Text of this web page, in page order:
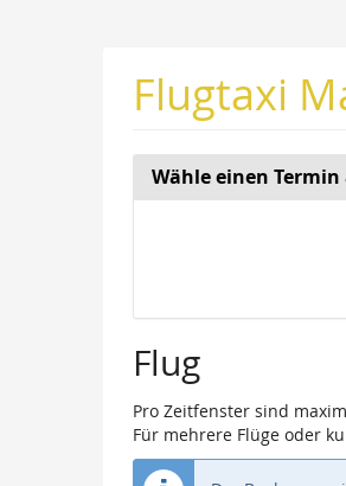
Flugtaxi
Wähle einen Termin
Flug
Pro Zeitfenster sind
Für mehrere Flüge oder